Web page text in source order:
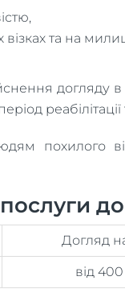
та на
догляду
реабілітації
похилого
Догляд
від